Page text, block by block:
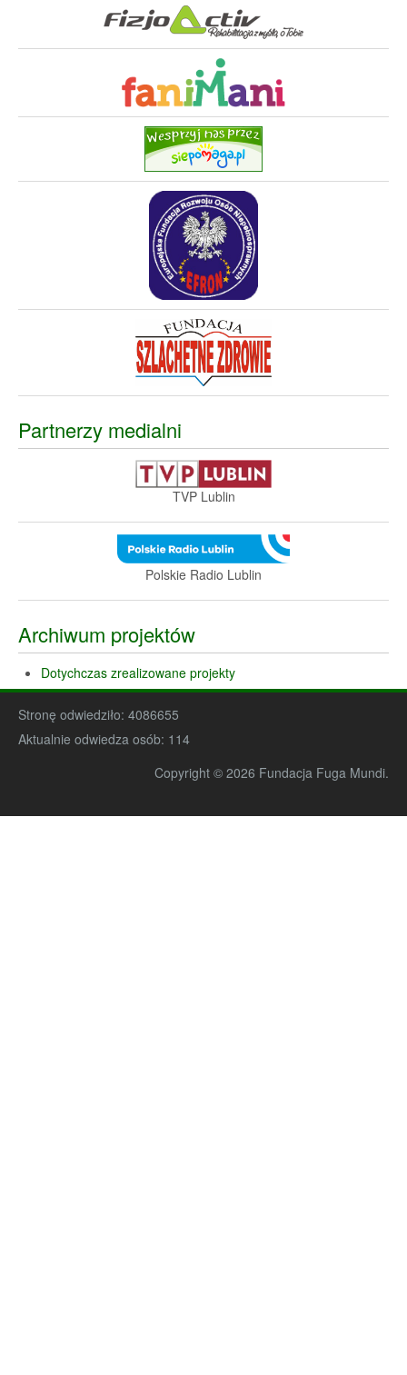
Partnerzy medialni
TVP Lublin
Polskie Radio Lublin
Archiwum projektów
Dotychczas zrealizowane projekty
Stronę odwiedziło: 4086655
Aktualnie odwiedza osób: 114
Copyright © 2026 Fundacja Fuga Mundi.